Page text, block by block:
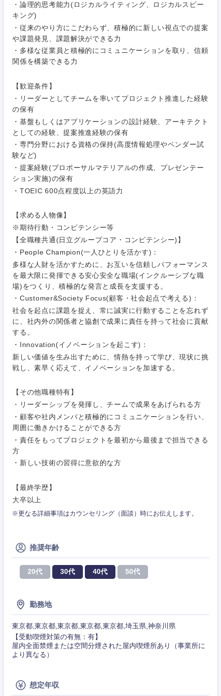
・論理的思考能力(ロジカルライティング、ロジカルスピー
キング)
・従来のやり方にこだわらず、積極的に新しい視点での提案
や課題発見、課題解決ができる力
・多様な従業員と積極的にコミュニケーションを取り、信頼
関係を構築できる力
【歓迎条件】
・リーダーとしてチームを率いてプロジェクト推進した経験
の保有
・基盤もしくはアプリケーションの設計経験、アーキテクト
としての経験、提案推進経験の保有
・専門分野における資格の保持(高度情報処理やベンダー試
験など)
・提案経験(プロポーサルマテリアルの作成、プレゼンテー
ション実施)の保有
・TOEIC 600点程度以上の英語力
【求める人物像】
※期待行動・コンピテンシー等
【全職種共通(日立グループコア・コンピテンシー)】
・People Champion(一人ひとりを活かす)：
多様な人財を活かすために、お互いを信頼しパフォーマンス
を最大限に発揮できる安心安全な職場(インクルーシブな職
場)をつくり、積極的な発言と成長を支援する。
・Customer&Society Focus(顧客・社会起点で考える)：
社会を起点に課題を捉え、常に誠実に行動することを忘れず
に、社内外の関係者と協創で成果に責任を持って社会に貢献
する。
・Innovation(イノベーションを起こす)：
新しい価値を生み出すために、情熱を持って学び、現状に挑
戦し、素早く応えて、イノベーションを加速する。
【その他職種特有】
・リーダーシップを発揮し、チームで成果をあげられる方
・顧客や社内メンバと積極的にコミュニケーションを行い、
周囲に働きかけることができる方
・責任をもってプロジェクトを最初から最後まで担当できる
方
・新しい技術の習得に意欲的な方
【最終学歴】
大卒以上
※更なる詳細事項はカウンセリング（面談）時にお伝えします。
推奨年齢
20代 30代 40代 50代
勤務地
東京都,東京都,東京都,東京都,東京都,埼玉県,神奈川県
【受動喫煙対策の有無：有】
屋内全面禁煙または空間分煙された屋内喫煙所あり（事業所に
より異なる）
想定年収
東海地方
岐阜県
愛知県 三重県